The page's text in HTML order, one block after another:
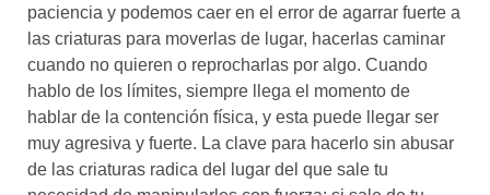
paciencia y podemos caer en el error de agarrar fuerte a
las criaturas para moverlas de lugar, hacerlas caminar
cuando no quieren o reprocharlas por algo. Cuando
hablo de los límites, siempre llega el momento de
hablar de la contención física, y esta puede llegar ser
muy agresiva y fuerte. La clave para hacerlo sin abusar
de las criaturas radica del lugar del que sale tu